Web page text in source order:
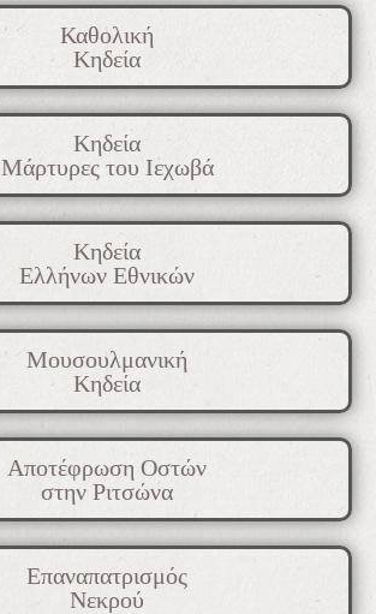
Καθολική
Κηδεία
Κηδεία
Μάρτυρες του Ιεχωβά
Κηδεία
Ελλήνων Εθνικών
Μουσουλμανική
Κηδεία
Αποτέφρωση Οστών
στην Ριτσώνα
Επαναπατρισμός
Νεκρού